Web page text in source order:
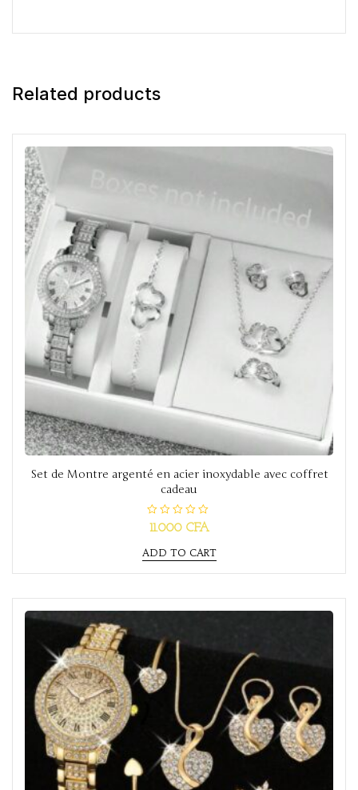
Related products
Set de Montre argenté en acier inoxydable avec coffret
cadeau
R
a
e
d
0
t
o
11.000 CFA
ADD TO CART